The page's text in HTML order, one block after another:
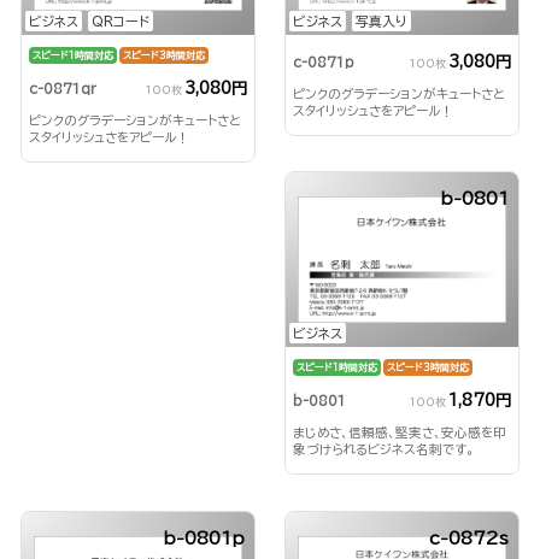
ビジネス QRコード
スピード1時間対応 スピード3時間対応
c-0871qr 100枚 3,080円
ピンクのグラデーションがキュートさと
スタイリッシュさをアピール！
ビジネス 写真入り
c-0871p 100枚 3,080円
ピンクのグラデーションがキュートさと
スタイリッシュさをアピール！
ビジネス
b-0801
スピード1時間対応 スピード3時間対応
b-0801 100枚 1,870円
まじめさ、信頼感、堅実さ、安心感を印
象づけられるビジネス名刺です。
b-0801p c-0872s